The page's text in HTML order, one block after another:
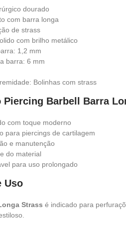
dourado
com barra longa
de strass
com brilho metálico
1,2 mm
barra: 6 mm
Bolinhas com strass
Piercing Barbell Barra
com toque moderno
para piercings de cartilagem
e manutenção
do material
para uso prolongado
Uso
Strass é indicado para